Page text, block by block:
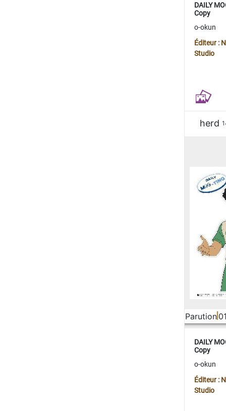
DAILY
Copy
o-okun
Éditeur :
Studio
herd
Parution
DAILY
Copy
o-okun
Éditeur :
Studio